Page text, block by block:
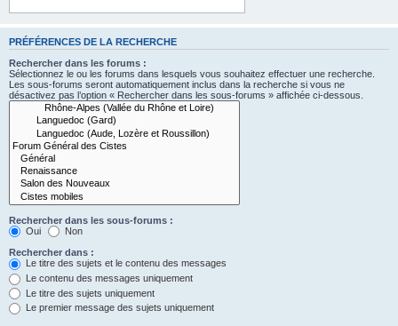
PRÉFÉRENCES DE LA RECHERCHE
Rechercher dans les forums :
Sélectionnez le ou les forums dans lesquels vous souhaitez effectuer une recherche.
Les sous-forums seront automatiquement inclus dans la recherche si vous ne
désactivez pas l’option « Rechercher dans les sous-forums » affichée ci-dessous.
Rechercher dans les sous-forums :
Oui
Non
Rechercher dans :
Le titre des sujets et le contenu des messages
Le contenu des messages uniquement
Le titre des sujets uniquement
Le premier message des sujets uniquement